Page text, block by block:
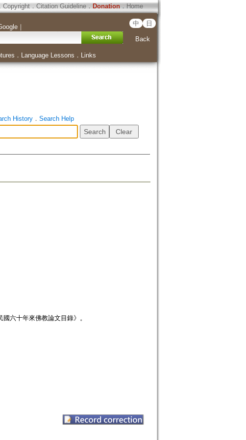
Copyright．Citation Guideline． Donation．Home
｜ 中 日
Back
． Language Lessons ． Links
History． Search Help
六十年來佛教論文目錄》。